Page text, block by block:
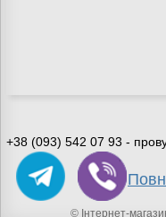
+38 (093) 542 07 93 -
© Інтернет-